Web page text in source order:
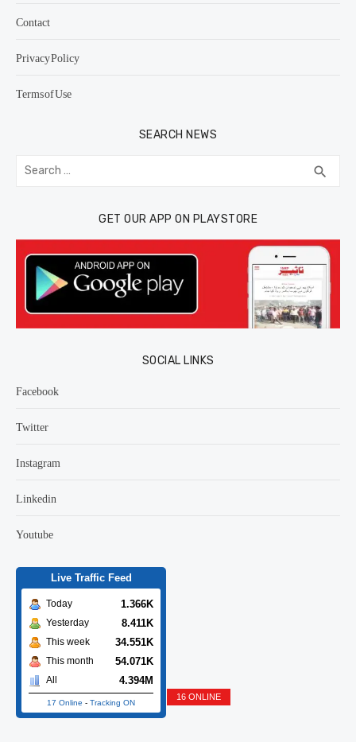
Contact
Privacy Policy
Terms of Use
SEARCH NEWS
Search
for: search
GET OUR APP ON PLAYSTORE
SOCIAL LINKS
Facebook
Twitter
Instagram
Linkedin
Youtube
Live Traffic Feed
Today 1.366K
Yesterday 8.411K
This week 34.551K
This month 54.071K
All 4.394M
17 Online - Tracking ON
16 ONLINE